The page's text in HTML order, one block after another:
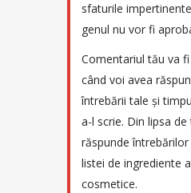
sfaturile
genul nu vor fi
Comentariul tău va
când voi avea
întrebării tale și
a-l scrie. Din lipsa
răspunde
listei de ingrediente
cosmetice.